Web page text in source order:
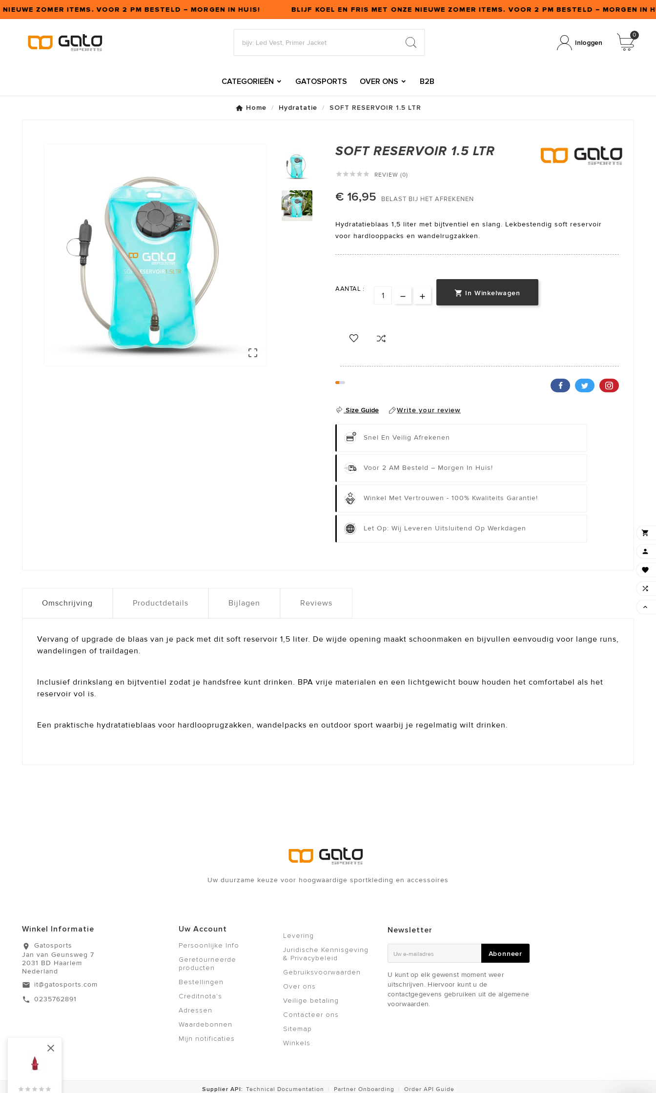

    
ZOMER ITEMS. VOOR 2 PM BESTELD – MORGEN IN HUIS! BLIJF KOEL EN FRIS MET ONZE NIEUWE ZOMER ITEMS. VOOR 2 PM BESTELD – MORGEN IN
Inloggen
0
CATEGORIEËN GATOSPORTS OVER ONS B2B
Home Hydratatie SOFT RESERVOIR 1.5 LTR

SOFT RESERVOIR 1.5 LTR
     REVIEW (0)
€ 16,95 BELAST BIJ HET AFREKENEN
Hydratatieblaas 1,5 liter met bijtventiel en slang. Lekbestendig soft reservoir
voor hardlooppacks en wandelrugzakken.
AANTAL :  In Winkelwagen
Size Guide Write your review
Snel En Veilig Afrekenen
Voor 2 AM Besteld – Morgen In Huis!
Winkel Met Vertrouwen - 100% Kwaliteits Garantie!
Let Op: Wij Leveren Uitsluitend Op Werkdagen
Omschrijving Productdetails Bijlagen Reviews
Vervang of upgrade de blaas van je pack met dit soft reservoir 1,5 liter. De wijde opening maakt schoonmaken en bijvullen eenvoudig voor lange runs,
wandelingen of traildagen.
Inclusief drinkslang en bijtventiel zodat je handsfree kunt drinken. BPA vrije materialen en een lichtgewicht bouw houden het comfortabel als het
reservoir vol is.
Een praktische hydratatieblaas voor hardlooprugzakken, wandelpacks en outdoor sport waarbij je regelmatig wilt drinken.
Uw duurzame keuze voor hoogwaardige sportkleding en accessoires
Winkel Informatie
location_on
Gatosports
Jan van Geunsweg 7
2031 BD Haarlem
Nederland
email it@gatosports.com
call 0235762891
Uw Account
Persoonlijke Info
Geretourneerde
producten
Bestellingen
Creditnota's
Adressen
Waardebonnen
Mijn notificaties
Levering
Juridische Kennisgeving
& Privacybeleid
Gebruiksvoorwaarden
Over ons
Veilige betaling
Contacteer ons
Sitemap
Winkels
Newsletter
Abonneer
U kunt op elk gewenst moment weer
uitschrijven. Hiervoor kunt u de
contactgegevens gebruiken uit de algemene
voorwaarden.





Supplier API: Technical Documentation | Partner Onboarding | Order API Guide